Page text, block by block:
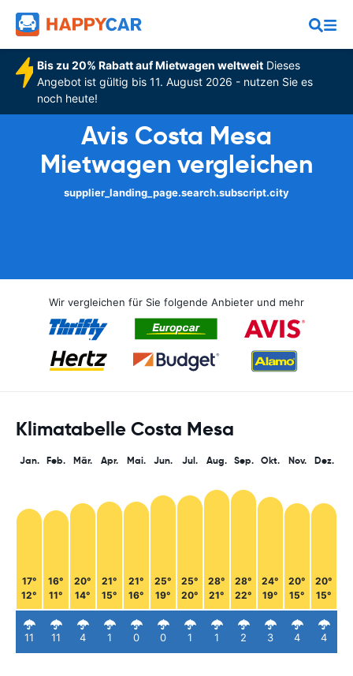
Bis zu 20% Rabatt auf Mietwagen weltweitDieses
Angebot ist gültig bis 11. August 2026 - nutzen Sie es
noch heute!
Avis Costa Mesa
Mietwagen vergleichen
supplier_landing_page.search.subscript.city
Wir vergleichen für Sie folgende Anbieter und mehr
Klimatabelle Costa Mesa
Jan.
17°
12°
11
Feb.
16°
11°
11
Mär.
20°
14°
4
Apr.
21°
15°
1
Mai.
21°
16°
0
Jun.
25°
19°
0
Jul.
25°
20°
1
Aug.
28°
21°
1
Sep.
28°
22°
2
Okt.
24°
19°
3
Nov.
20°
15°
4
Dez.
20°
15°
4